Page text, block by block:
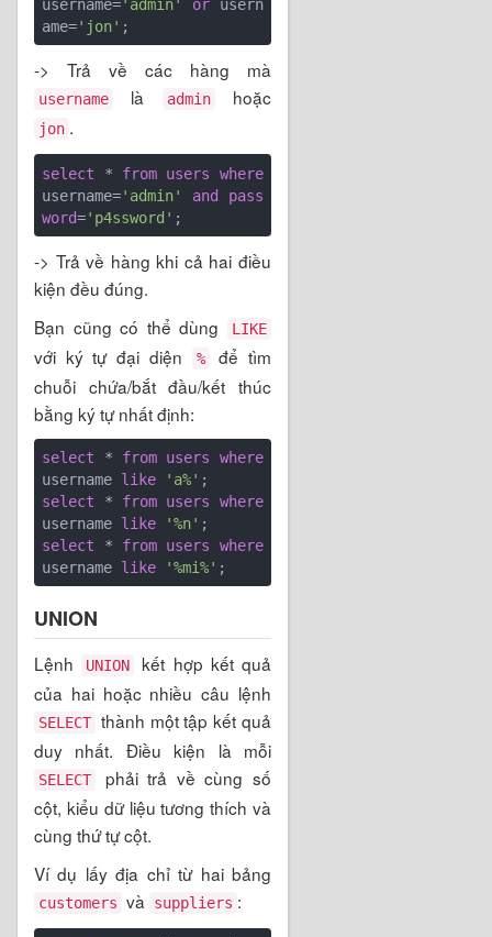
username='admin' or usern
ame='jon'
-> Trả về các hàng mà
username là admin hoặc
jon .
select * from users
where
username='admin' and
pass
word='p4ssword'
-> Trả về hàng khi cả hai điều
kiện đều đúng.
Bạn cũng có thể dùng
LIKE
với ký tự đại diện %
để tìm
chuỗi chứa/bắt đầu/kết thúc
bằng ký tự nhất định:
select * from users
where
username like 'a%'
select * from users
where
username like '%n'
select * from users
where
username like '%mi%'
UNION
Lệnh UNION
kết hợp kết quả
của hai hoặc nhiều câu lệnh
SELECT thành một tập kết quả
duy nhất. Điều kiện là mỗi
SELECT
phải trả về cùng số
cột, kiểu dữ liệu tương thích và
cùng thứ tự cột.
Ví dụ lấy địa chỉ từ hai bảng
customers và suppliers :